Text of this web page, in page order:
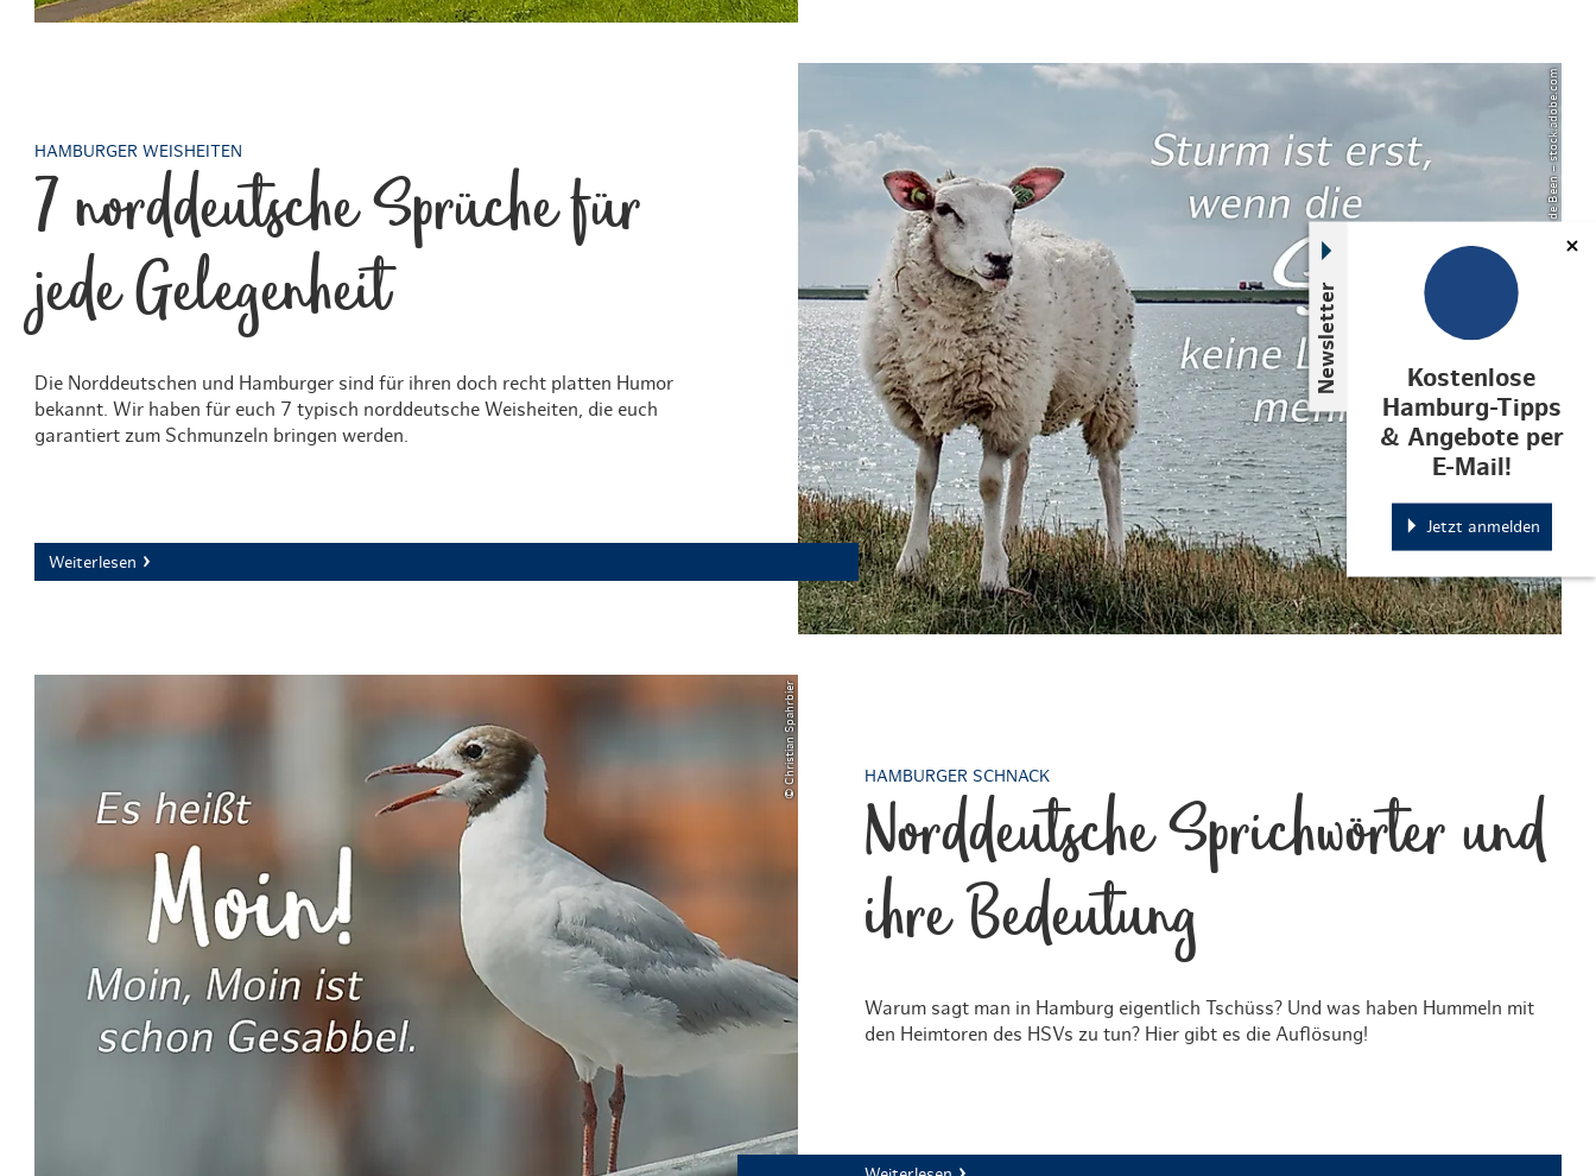
Newsletter
Kostenlose
Hamburg-Tipps
& Angebote per
E-Mail!
Jetzt anmelden
© Kim de Been – stock.adobe.com
HAMBURGER WEISHEITEN
7 norddeutsche Sprüche für
jede Gelegenheit
Die Norddeutschen und Hamburger sind für ihren doch recht platten Humor
bekannt. Wir haben für euch 7 typisch norddeutsche Weisheiten, die euch
garantiert zum Schmunzeln bringen werden.
Weiterlesen
© Christian Spahrbier HAMBURGER SCHNACK
Norddeutsche Sprichwörter und
ihre Bedeutung
Warum sagt man in Hamburg eigentlich Tschüss? Und was haben Hummeln mit
den Heimtoren des HSVs zu tun? Hier gibt es die Auflösung!